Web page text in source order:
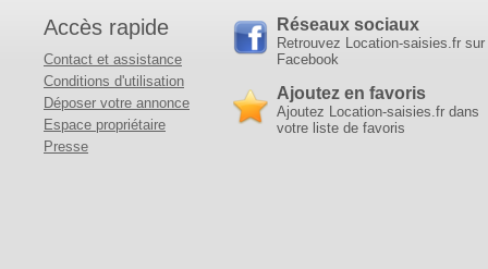
Accès rapide
Contact et assistance
Conditions d'utilisation
Déposer votre annonce
Espace propriétaire
Presse
Réseaux sociaux
Retrouvez Location-saisies.fr sur
Facebook
Ajoutez en favoris
Ajoutez Location-saisies.fr dans
votre liste de favoris